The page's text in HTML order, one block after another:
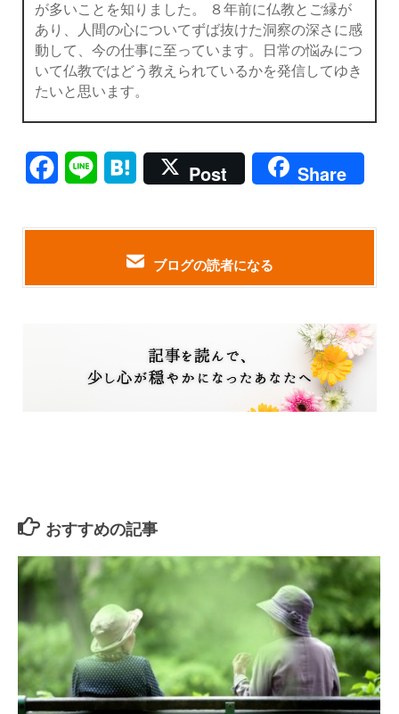
が多いことを知りました。 ８年前に仏教とご縁が
あり、人間の心についてずば抜けた洞察の深さに感
動して、今の仕事に至っています。日常の悩みにつ
いて仏教ではどう教えられているかを発信してゆき
たいと思います。
Facebook
Line Hatena
Post Share
ブログの読者になる
おすすめの記事